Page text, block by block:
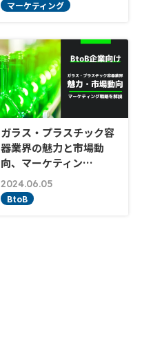
マーケティング
ガラス・プラスチック容
器業界の魅力と市場動
向、マーケティン…
2024.06.05
BtoB